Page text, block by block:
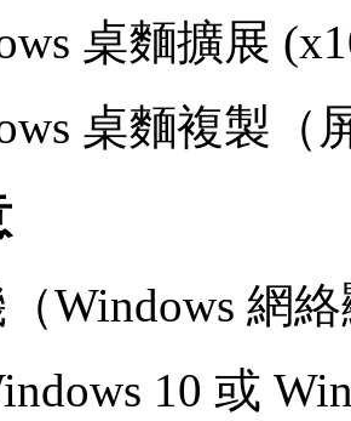
桌麵擴展
桌麵複製（
Windows 網
10 或